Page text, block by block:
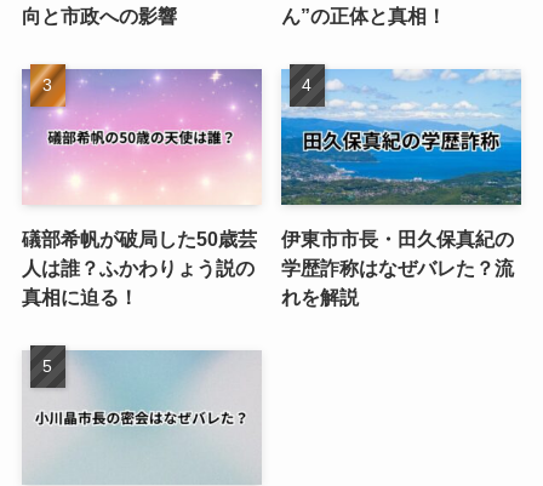
向と市政への影響
ん”の正体と真相！
礒部希帆が破局した50歳芸
人は誰？ふかわりょう説の
真相に迫る！
伊東市市長・田久保真紀の
学歴詐称はなぜバレた？流
れを解説